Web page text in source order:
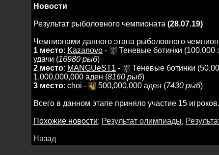
Новости
Результат рыболовного чемпионата (28.07.19)
Чемпионами данного этапа рыболовного
1 место: Kazanovo - Теневые ботинки (100,000
удачи (16980 рыб)
2 место: MANGUeST1 -
Теневые ботинки
1,000,000,000 аден (8160 рыб)
3 место: choi - 500,000,000 аден (7430 рыб)
Всего в данном этапе приняло участие 15 игроков.
Похожие новости: Результат олимпиады,
Назад